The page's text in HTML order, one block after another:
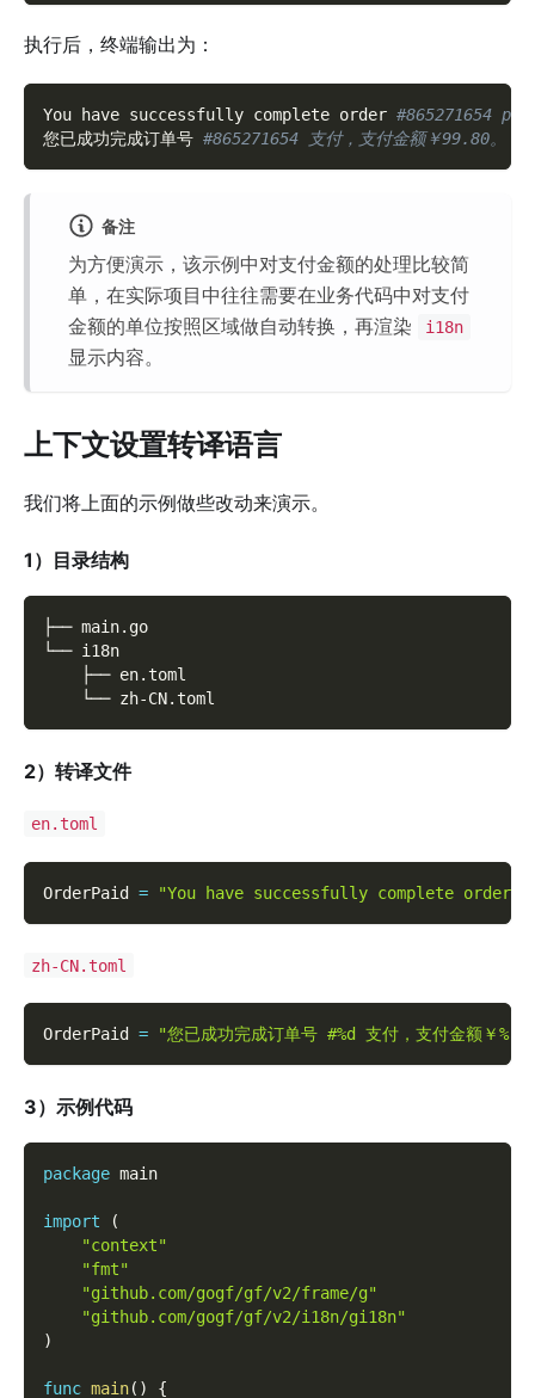
执行后，终端输出为：
You have successfully complete order #865271654
您已成功完成订单号 #865271654 支付，支付金额￥99.80。
备注
为方便演示，该示例中对支付金额的处理比较简
单，在实际项目中往往需要在业务代码中对支付
金额的单位按照区域做自动转换，再渲染
i18n
显示内容。
上下文设置转译语言
我们将上面的示例做些改动来演示。
1）目录结构
├── main.go
└── i18n
    ├── en.toml
    └── zh-CN.toml
2）转译文件
en.toml
OrderPaid = "You have successfully complete order
zh-CN.toml
OrderPaid = "您已成功完成订单号 #%d 支付，支付金额￥
3）示例代码
package main
import
(
"context"
"fmt"
"github.com/gogf/gf/v2/frame/g"
"github.com/gogf/gf/v2/i18n/gi18n"
)
func main( ) {